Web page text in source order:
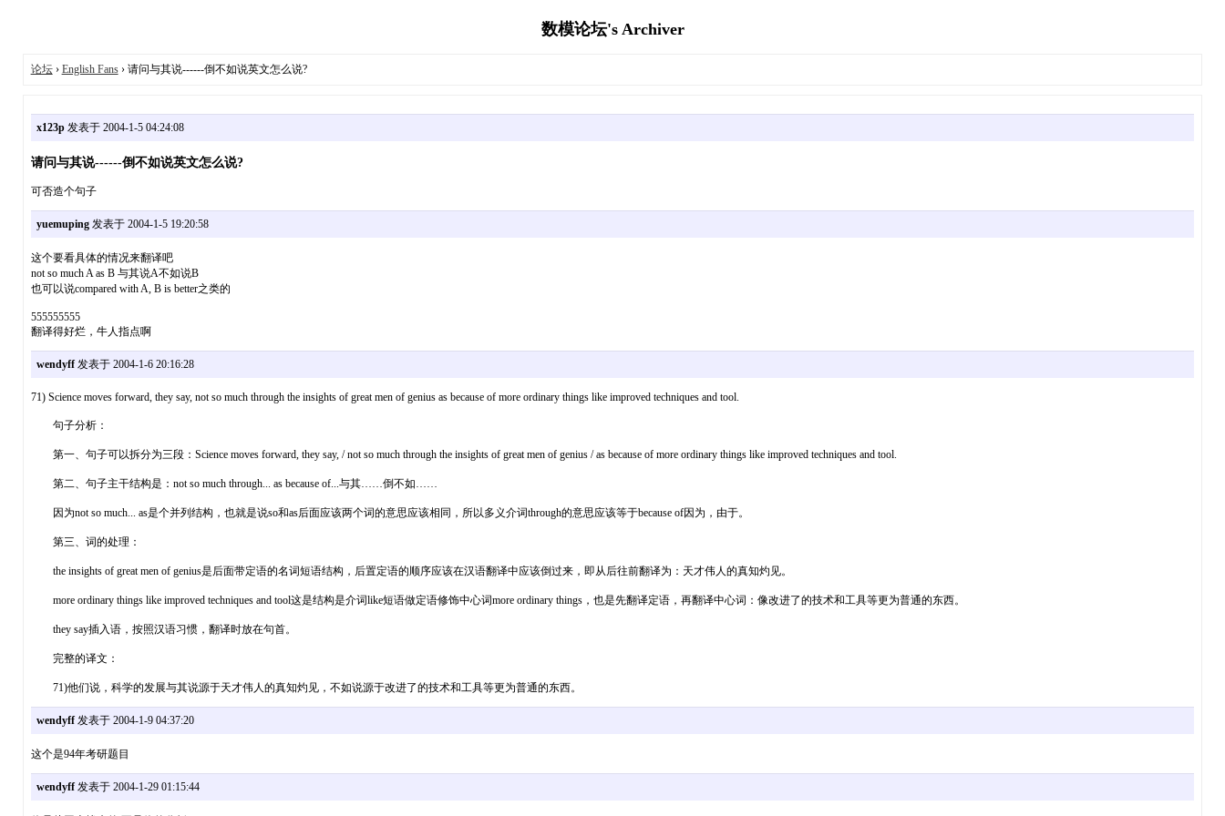
数模论坛's Archiver
论坛› English Fans› 请问与其说------倒不如说英文怎么说?
x123p发表于 2004-1-5 04:24:08
请问与其说------倒不如说英文怎么说?
可否造个句子
yuemuping发表于 2004-1-5 19:20:58
这个要看具体的情况来翻译吧
not so much A as B 与其说A不如说B
也可以说compared with A, B is better之类的
555555555
翻译得好烂，牛人指点啊
wendyff发表于 2004-1-6 20:16:28
71) Science moves forward, they say, not so much through the insights of great men of genius as because of more ordinary things like improved techniques and tool.
句子分析：
第一、句子可以拆分为三段：Science moves forward, they say, / not so much through the insights of great men of genius / as because of more ordinary things like improved techniques and tool.
第二、句子主干结构是：not so much through... as because of...与其……倒不如……
因为not so much... as是个并列结构，也就是说so和as后面应该两个词的意思应该相同，所以多义介词through的意思应该等于because of因为，由于。
第三、词的处理：
the insights of great men of genius是后面带定语的名词短语结构，后置定语的顺序应该在汉语翻译中应该倒过来，即从后往前翻译为：天才伟人的真知灼见。
more ordinary things like improved techniques and tool这是结构是介词like短语做定语修饰中心词more ordinary things，也是先翻译定语，再翻译中心词：像改进了的技术和工具等更为普通的东西。
they say插入语，按照汉语习惯，翻译时放在句首。
完整的译文：
71)他们说，科学的发展与其说源于天才伟人的真知灼见，不如说源于改进了的技术和工具等更为普通的东西。
wendyff发表于 2004-1-9 04:37:20
这个是94年考研题目
wendyff发表于 2004-1-29 01:15:44